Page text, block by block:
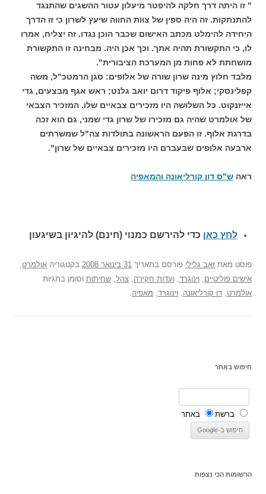
" זו היתה דרך חלקה להיפטר מיעלון עטור ההשגים שהתנגד
להתנתקות. זה היה ספין של צוות החווה שיעץ לשרון כי זו הדרך
היחידה להימלט מכתב האישום שכבר הוכן נגדו. זה יצליח, אמרו
לו, כי התקשורת תהיה אתך. וכך אכן היה. מבחינה זו התקשורת
מושחתת לא פחות מן המערכת הציבורית".
מלבד חלוץ מינה שרון שורה של אלופים: סגן הרמטכ"ל, משה
קפלינסקי; אלוף פיקוד דרום יואב גלנט; ראש אגף מבצעים, גדי
אייזנקוט. כל השלושה היו מזכירים צבאיים שלו. המזכיר הצבאי
של אולמרט שהיה גם מזכירו של שרון גדי שמני, גם הוא זכה
בדרגת אלוף. זו הפעם הראשונה בתולדות צה"ל שמשרתים
ארבעה אלופים שבעברם היו מזכירים צבאיים של שרון".
ראה ש"ס דון קורליאונה והמאפיה
לחץ כאן כדי להירשם כמנוי (חינם) להיגיון בשיגעון
פוסט מאת זאב גלילי פורסם בתאריך 31 בינואר 2008 בקטגוריה אולמרט,
אישים פוליטיים, וינוגרד, ועדות חקירה, צהל, שחיתות וסומן בתגיות
אולמרט, דו קורליאונה, וינוגרד, מאפיה.
חיפוש באתר
ברשת באתר
הרשומות הכי נצפות